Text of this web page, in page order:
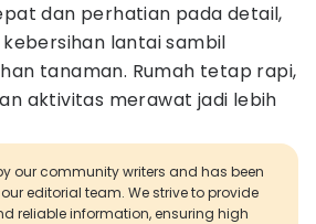
dan perhatian pada detail,
lantai sambil
tanaman. Rumah tetap rapi,
aktivitas merawat jadi lebih
our community writers and has been
editorial team. We strive to provide
reliable information, ensuring high